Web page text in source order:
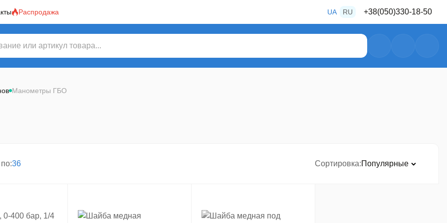
Распродажа UA RU +38(050)330-18-50
+38(050)487-80-28
Манометры ГБО
36 Сортировка Популярные